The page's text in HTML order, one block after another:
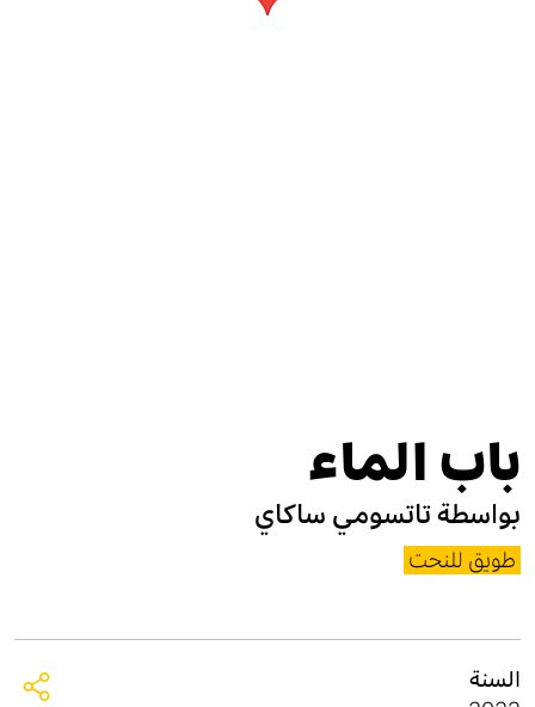
باب الماء
بواسطةتاتسومي ساكاي
طويق للنحت
السنة